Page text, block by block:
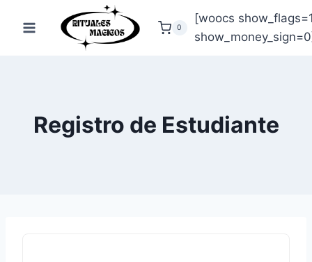
0
[woocs
Registro de Estudiante